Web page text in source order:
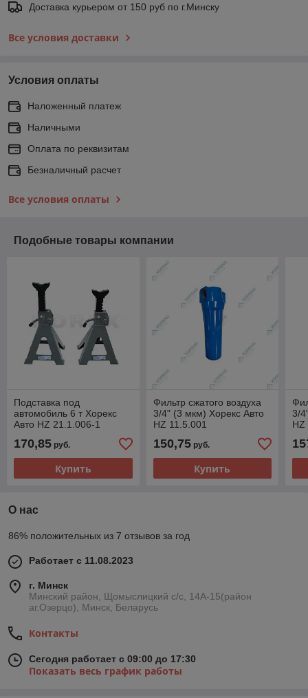
Доставка курьером от 150 руб по г.Минску
Все условия доставки
Условия оплаты
Наложенный платеж
Наличными
Оплата по реквизитам
Безналичный расчет
Все условия оплаты
Подобные товары компании
Подставка под
автомобиль 6 т Хорекс
Авто HZ 21.1.006-1
170,85 руб.
Купить
Фильтр сжатого воздуха
3/4" (3 мкм) Хорекс Авто
HZ 11.5.001
150,75руб.
Купить
3/
HZ
О нас
86% положительных из 7 отзывов за год
Работает с 11.08.2023
г. Минск
Минский район, Щомыслицкий с/с, 14А-15(район
аг.Озерцо), Минск, Беларусь
Контакты
Сегодня работает с 09:00 до 17:30
Показать весь график работы